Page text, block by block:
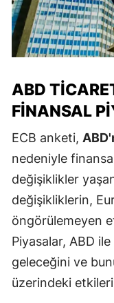
ABD
FINANSAL
ECB anketi,
nedeniyle
değişiklikler
değişikliklerin,
öngörülemeyen
Piyasalar, ABD
geleceğini ve
üzerindeki